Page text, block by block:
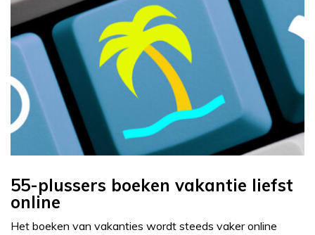
55-plussers boeken vakantie liefst
online
Het boeken van vakanties wordt steeds vaker online